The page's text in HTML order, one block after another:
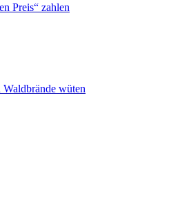
Preis“ zahlen
wüten